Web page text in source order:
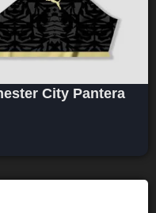
City Pantera